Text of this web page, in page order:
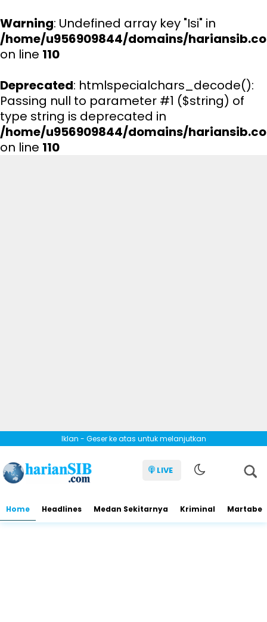
Warning: Undefined array key "Isi" in
/home/u956909844/domains/
on line 110
Deprecated: htmlspecialchars_decode():
Passing null to parameter #1 ($string) of
type string is deprecated in
/home/u956909844/domains/
on line 110
Iklan - Geser ke atas untuk melanjutkan
LIVE
Home Headlines Medan Sekitarnya Kriminal Martabe